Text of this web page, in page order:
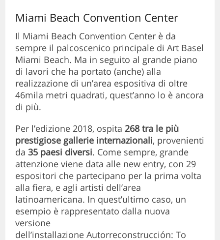
Miami Beach Convention Center
Il Miami Beach Convention Center è da
sempre il palcoscenico principale di Art Basel
Miami Beach. Ma in seguito al grande piano
di lavori che ha portato (anche) alla
realizzazione di un’area espositiva di oltre
46mila metri quadrati, quest’anno lo è ancora
di più.
Per l’edizione 2018, ospita268 tra le più
prestigiose gallerie internazionali, provenienti
da 35 paesi diversi. Come sempre, grande
attenzione viene data alle new entry, con 29
espositori che partecipano per la prima volta
alla fiera, e agli artisti dell’area
latinoamericana. In quest’ultimo caso, un
esempio è rappresentato dalla nuova
versione
dell’installazione Autorreconstrucción: To